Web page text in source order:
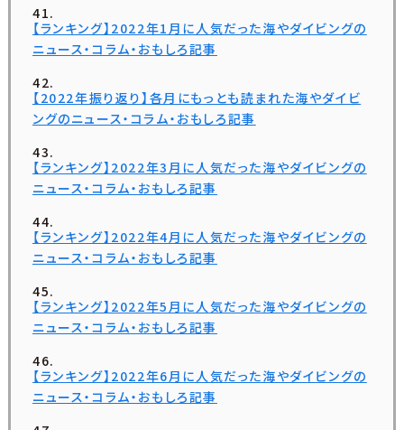
【ランキング】2022年1月に人気だった海やダイビングの
ニュース・コラム・おもしろ記事
【2022年振り返り】各月にもっとも読まれた海やダイビ
ングのニュース・コラム・おもしろ記事
【ランキング】2022年3月に人気だった海やダイビングの
ニュース・コラム・おもしろ記事
【ランキング】2022年4月に人気だった海やダイビングの
ニュース・コラム・おもしろ記事
【ランキング】2022年5月に人気だった海やダイビングの
ニュース・コラム・おもしろ記事
【ランキング】2022年6月に人気だった海やダイビングの
ニュース・コラム・おもしろ記事